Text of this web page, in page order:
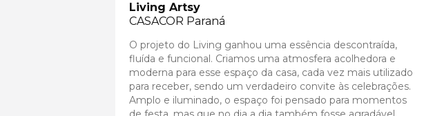
Living Artsy
CASACOR Paraná
O projeto do Living ganhou uma essência descontraída,
fluída e funcional. Criamos uma atmosfera acolhedora e
moderna para esse espaço da casa, cada vez mais utilizado
para receber, sendo um verdadeiro convite às celebrações.
Amplo e iluminado, o espaço foi pensado para momentos